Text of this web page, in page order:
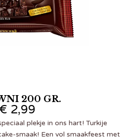
200 GR.
€ 2,99
plekje in ons hart! Turkije
smaak! Een vol smaakfeest met